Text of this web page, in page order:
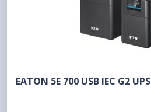
EATON 5E 700 USB IEC G2 UPS